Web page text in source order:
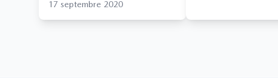
17 septembre 2020